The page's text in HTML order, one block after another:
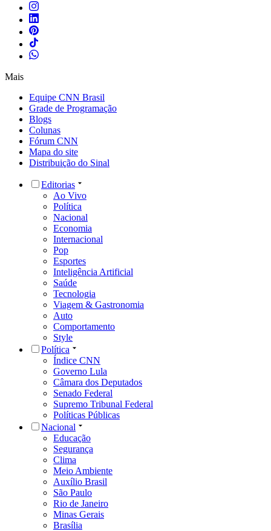
Mais
Equipe CNN Brasil
Grade de Programação
Blogs
Colunas
Fórum CNN
Mapa do site
Distribuição do Sinal
Editorias
Ao Vivo
Política
Nacional
Economia
Internacional
Pop
Esportes
Inteligência Artificial
Saúde
Tecnologia
Viagem & Gastronomia
Auto
Comportamento
Style
Política
Índice CNN
Governo Lula
Câmara dos Deputados
Senado Federal
Supremo Tribunal Federal
Políticas Públicas
Nacional
Educação
Segurança
Clima
Meio Ambiente
Auxílio Brasil
São Paulo
Rio de Janeiro
Minas Gerais
Brasília